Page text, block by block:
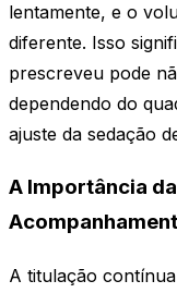
lentamente, e o
diferente. Isso
prescreveu pode
dependendo do
ajuste da sedação
A Importância
A titulação